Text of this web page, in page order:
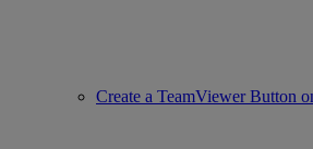
Create a TeamViewer Button